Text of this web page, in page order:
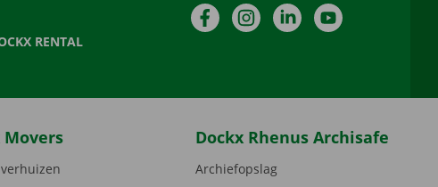
RENTAL
FacebookInstagramLinkedInYouTube
Movers Dockx Rhenus Archisafe
Archiefopslag